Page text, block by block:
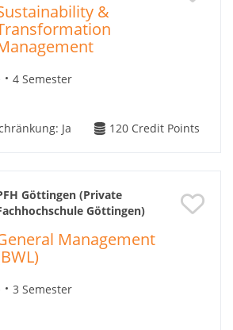
&
4 Semester
Ja 120 Credit Points
Göttingen (Private
Göttingen)
Management
3 Semester